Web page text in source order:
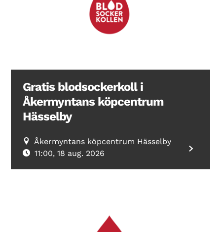
Gratis blodsockerkoll i
Åkermyntans köpcentrum
Hässelby
Åkermyntans köpcentrum Hässelby
11:00, 18 aug. 2026